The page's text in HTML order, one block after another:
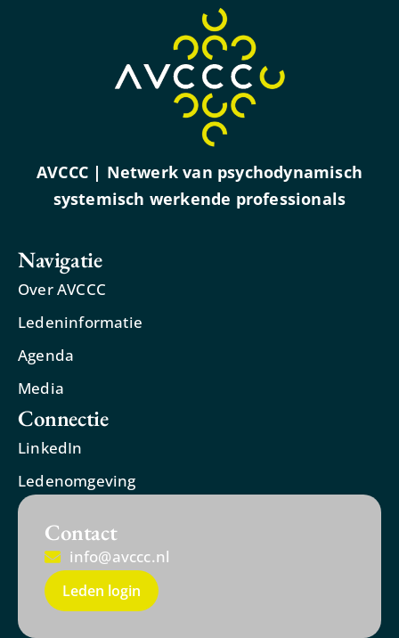
AVCCC | Netwerk van psychodynamisch
systemisch werkende professionals
Navigatie
Over AVCCC
Ledeninformatie
Agenda
Media
Connectie
LinkedIn
Ledenomgeving
Contact
info@avccc.nl
Leden login